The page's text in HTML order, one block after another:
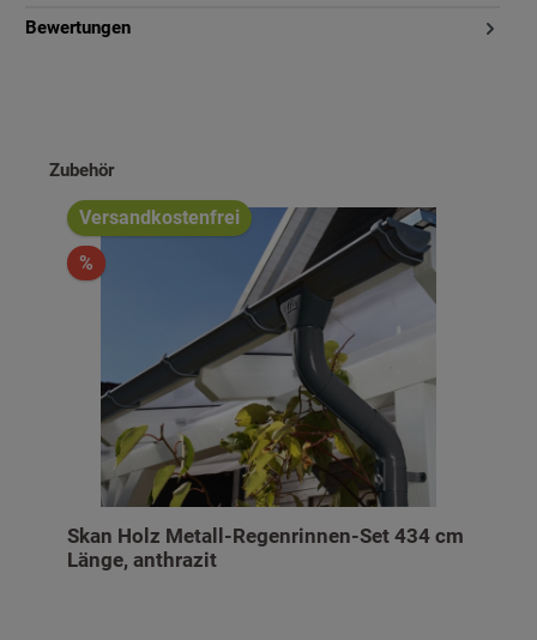
Bewertungen
Produktgalerie überspringen
Zubehör
Versandkostenfrei
%
Skan Holz Metall-Regenrinnen-Set 434 cm
Länge, anthrazit